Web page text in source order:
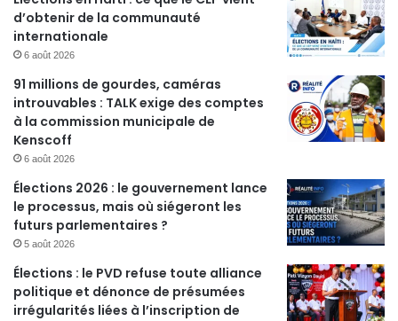
d’obtenir de la communauté
internationale
6 août 2026
91 millions de gourdes, caméras
introuvables : TALK exige des comptes
à la commission municipale de
Kenscoff
6 août 2026
Élections 2026 : le gouvernement lance
le processus, mais où siégeront les
futurs parlementaires ?
5 août 2026
Élections : le PVD refuse toute alliance
politique et dénonce de présumées
irrégularités liées à l’inscription de